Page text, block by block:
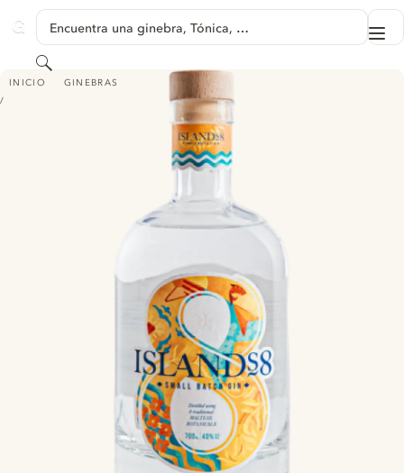
GINVENTORY
Encuentra una ginebra, Tónica, …
Buscar
INICIO GINEBRAS
ISLANDS8